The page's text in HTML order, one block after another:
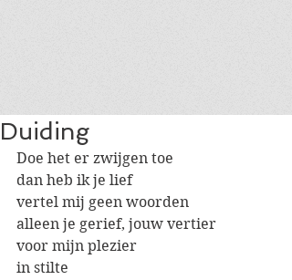
Duiding
Doe het er zwijgen toe
dan heb ik je lief
vertel mij geen woorden
alleen je gerief, jouw vertier
voor mijn plezier
in stilte